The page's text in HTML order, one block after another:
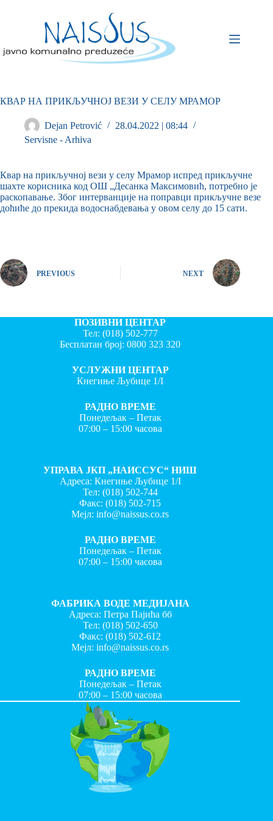
КВАР НА ПРИКЉУЧНОЈ ВЕЗИ У СЕЛУ МРАМОР
Dejan Petrović
28.04.2022 | 08:44
Servisne - Arhiva
Квар на прикључној вези у селу Мрамор испред прикључне
шахте корисника код ОШ „Десанка Максимовић, потребно је
раскопавање. Због интерванције на поправци прикључне везе
доћиће до прекида водоснабдевања у овом селу до 15 сати.
PREVIOUS NEXT
ПОЗИВНИ ЦЕНТАР
Тел: (018) 502-777
Бесплатан број:0800 323 320
УСЛУЖНИ ЦЕНТАР
Кнегиње Љубице 1/I
РАДНО ВРЕМЕ
Понедељак – Петак
07:00 – 15:00 часова
УПРАВА ЈКП „НАИССУС“ НИШ
Адреса: Кнегиње Љубице 1/I
Тел: (018) 502-744
Факс:(018) 502-715
Мејл:info@naissus.co.rs
РАДНО ВРЕМЕ
Понедељак – Петак
07:00 – 15:00 часова
ФАБРИКА ВОДЕ МЕДИЈАНА
Адреса: Петра Пајића бб
Тел: (018) 502-650
Факс:(018) 502-612
Мејл:info@naissus.co.rs
РАДНО ВРЕМЕ
Понедељак – Петак
07:00 – 15:00 часова